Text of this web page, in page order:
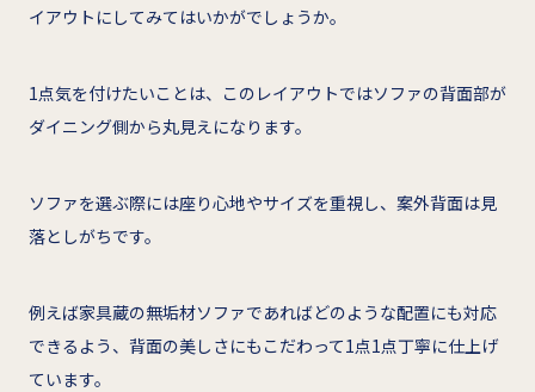
イアウトにしてみてはいかがでしょうか。
1点気を付けたいことは、このレイアウトではソファの背面部が
ダイニング側から丸見えになります。
ソファを選ぶ際には座り心地やサイズを重視し、案外背面は見
落としがちです。
例えば家具蔵の無垢材ソファであればどのような配置にも対応
できるよう、背面の美しさにもこだわって1点1点丁寧に仕上げ
ています。